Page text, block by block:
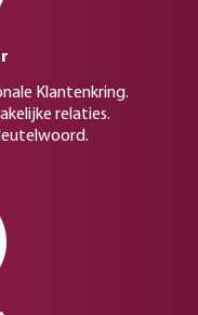
Klantenkring.
relaties.